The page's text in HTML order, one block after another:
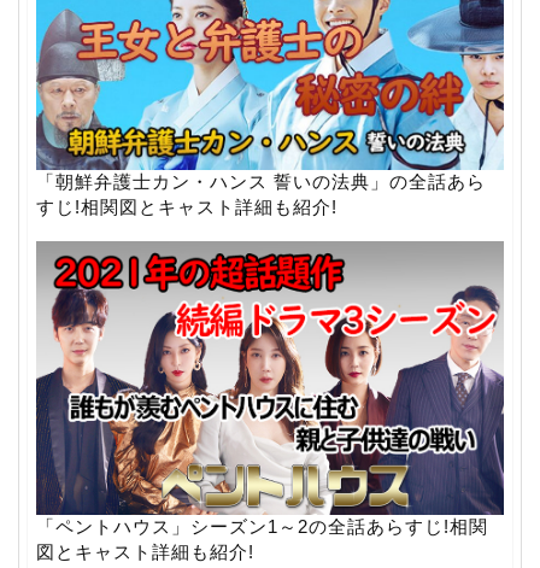
「朝鮮弁護士カン・ハンス 誓いの法典」の全話あら
すじ!相関図とキャスト詳細も紹介!
「ペントハウス」シーズン1～2の全話あらすじ!相関
図とキャスト詳細も紹介!